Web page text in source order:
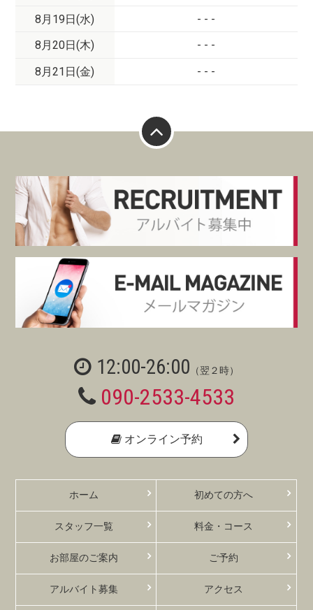
8月19日(水)
- - -
8月20日(木)
- - -
8月21日(金)
- - -
12:00-26:00 （翌２時）
090-2533-4533
オンライン予約
ホーム 初めての方へ
スタッフ一覧 料金・コース
お部屋のご案内 ご予約
アルバイト募集 アクセス